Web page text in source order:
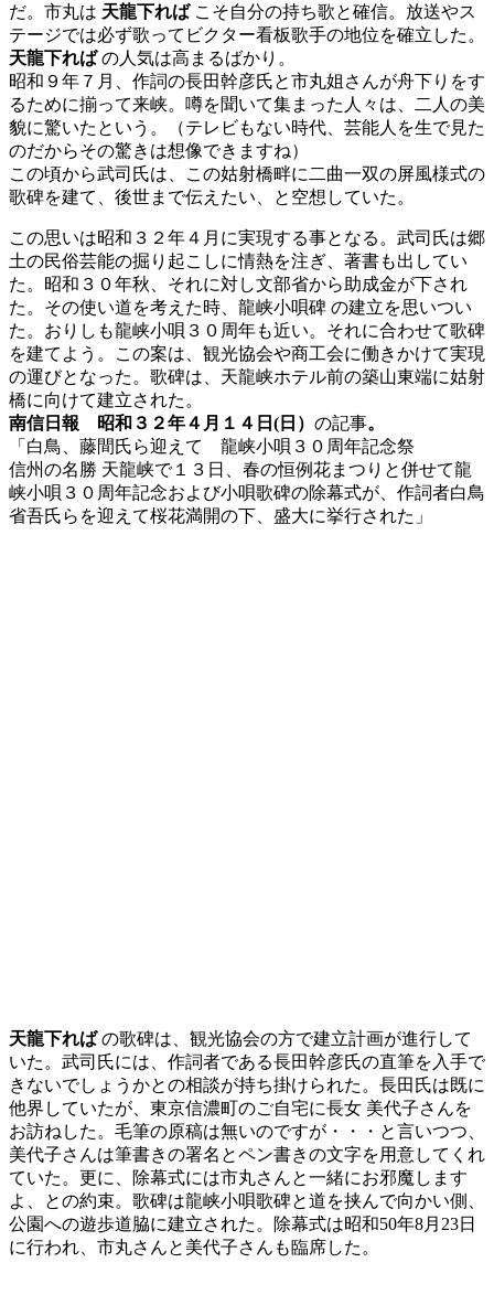
だ。市丸は 天龍下れば こそ自分の持ち歌と確信。放送やス
テージでは必ず歌ってビクター看板歌手の地位を確立した。
天龍下ればの人気は高まるばかり。
昭和９年７月、作詞の長田幹彦氏と市丸姐さんが舟下りをす
るために揃って来峡。噂を聞いて集まった人々は、二人の美
貌に驚いたという。（テレビもない時代、芸能人を生で見た
のだからその驚きは想像できますね）
この頃から武司氏は、この姑射橋畔に二曲一双の屏風様式の
歌碑を建て、後世まで伝えたい、と空想していた。
この思いは昭和３２年４月に実現する事となる。武司氏は郷
土の民俗芸能の掘り起こしに情熱を注ぎ、著書も出してい
た。昭和３０年秋、それに対し文部省から助成金が下され
た。その使い道を考えた時、龍峡小唄碑 の建立を思いつい
た。おりしも龍峡小唄３０周年も近い。それに合わせて歌碑
を建てよう。この案は、観光協会や商工会に働きかけて実現
の運びとなった。歌碑は、天龍峡ホテル前の築山東端に姑射
橋に向けて建立された。
南信日報 昭和３２年４月１４日(日） の記事。
「白鳥、藤間氏ら迎えて 龍峡小唄３０周年記念祭
信州の名勝 天龍峡で１３日、春の恒例花まつりと併せて龍
峡小唄３０周年記念および小唄歌碑の除幕式が、作詞者白鳥
省吾氏らを迎えて桜花満開の下、盛大に挙行された」
天龍下ればの歌碑は、観光協会の方で建立計画が進行して
いた。武司氏には、作詞者である長田幹彦氏の直筆を入手で
きないでしょうかとの相談が持ち掛けられた。長田氏は既に
他界していたが、東京信濃町のご自宅に長女 美代子さんを
お訪ねした。毛筆の原稿は無いのですが・・・と言いつつ、
美代子さんは筆書きの署名とペン書きの文字を用意してくれ
ていた。更に、除幕式には市丸さんと一緒にお邪魔します
よ、との約束。歌碑は龍峡小唄歌碑と道を挟んで向かい側、
公園への遊歩道脇に建立された。除幕式は昭和50年8月23日
に行われ、市丸さんと美代子さんも臨席した。